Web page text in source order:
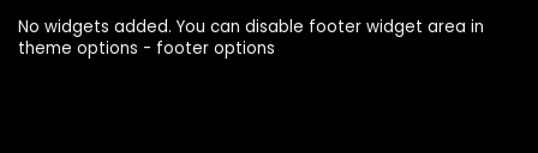
No widgets added. You can disable footer widget area in
theme options - footer options